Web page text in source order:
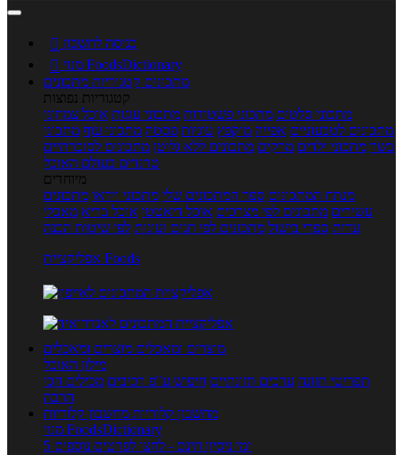
 כניסה לחשבון

מנוי FoodsDictionary
מתכונים קטגוריות מתכונים
קטגוריות נפוצות
מתכוני סלטים מתכוני פשטידות מתכוני עוגות אוכל צמחוני
מתכונים לטבעוניים אפייה מוקפץ עוגיות פסטה מתכוני עוף מתכוני
בשר מתכוני ילדים מרקים מתכונים ללא גלוטן מתכונים לסוכרתיים
טרנדים בעולם האוכל
מיוחדים
מנתח המתכונים ספר המתכונים שלי מתכוני וידאו מתכונים
עשירים מתכונים לפי מצרכים אוכל דיאטטי אוכל בריא מאכלי
עדות ספרי בישול מתכונים לפי חגים ועונות לפי שיטות הכנה
אפליקציית Foods
מוצרים ומאכלים מוצרים ומאכלים
מילון האוכל
תפריטי תזונה ערכים תזונתיים חיפוש ע"פ רכיבים מכילים הכי
הרבה
מחשבון קלוריות מחשבון קלוריות
מנוי FoodsDictionary
5 ימי ניסיון חינם - לחצו לפרטים נוספים